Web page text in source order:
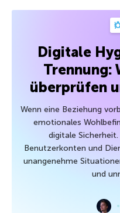
Digitale
Trennung:
überprüfen
Wenn eine Beziehung
emotionales
digitale
Benutzerkonten und
unangenehme
und